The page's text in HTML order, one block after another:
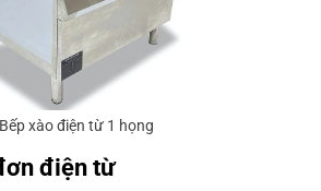
Bếp xào điện từ 1 họng
điện từ